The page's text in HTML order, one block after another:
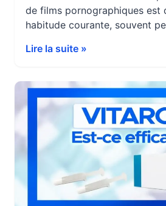
de films pornographiques est
habitude courante, souvent
sexuelle. Pourtant, cette
potentiels sur la santé sexuelle
notamment la qualité des
chirurgien urologue et
régulièrement […]
Lire la suite »